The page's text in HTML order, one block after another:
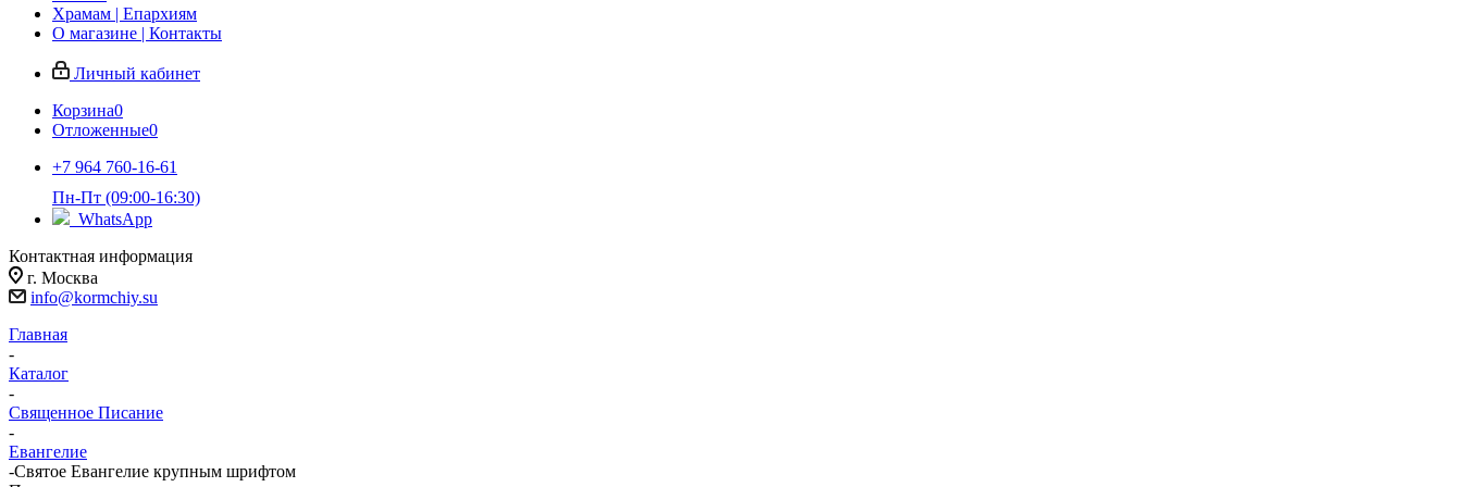
Храмам | Епархиям
О магазине | Контакты
Личный кабинет
Корзина0
Отложенные0
+7 964 760-16-61
Пн-Пт (09:00-16:30)
WhatsApp
Контактная информация
г. Москва
info@kormchiy.su
Главная
-
Каталог
-
Священное Писание
-
Евангелие
-Святое Евангелие крупным шрифтом